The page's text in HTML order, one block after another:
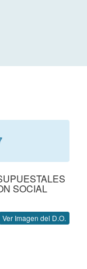
SOCIAL
Ver Imagen del D.O.